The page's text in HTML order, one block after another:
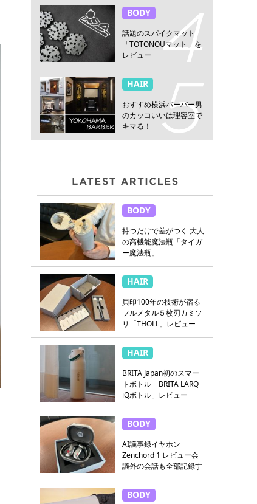
BARBER HANARE新宿
店」
BODY
話題のスパイクマット
「TOTONOUマット」を
レビュー
HAIR
おすすめ横浜バーバー男
のカッコいいは理容室で
キマる！
BODY
持つだけで差がつく 大人
の高機能魔法瓶「タイガ
ー魔法瓶」
HAIR
貝印100年の技術が宿る
フルメタル５枚刃カミソ
リ「THOLL」レビュー
HAIR
BRITA Japan初のスマー
トボトル「BRITA LARQ
iQボトル」レビュー
BODY
AI議事録イヤホン
Zenchord 1 レビュー会
議外の会話も全部記録す
BODY